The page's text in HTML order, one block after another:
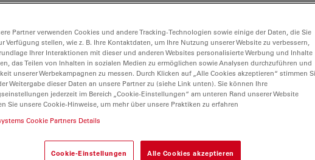
Expertenergebnisse
Führen Sie
durch als
Ereignisse, die
mühelos
Experimente
und erhalten
Kontrolle der
Lebendzellstudien
VON MICA:
technischen
Partner verwenden Cookies und andere Tracking-Technologien sowie einige der Daten, die Sie
Verfügung stellen, wie z. B. Ihre Kontaktdaten, um Ihre Nutzung unserer Website zu verbessern,
Ihrer Interaktionen mit dieser und anderen Websites personalisierte Werbung und Inhalte
das Teilen von Inhalten in sozialen Medien zu ermöglichen sowie Analysen durchzuführen und
unserer Werbekampagnen zu messen. Durch Klicken auf „Alle Cookies akzeptieren“ stimmen
Weitergabe dieser Daten an unsere Partner zu (siehe Link unten). Sie können Ihre
jederzeit im Bereich „Cookie-Einstellungen“ am unteren Rand unserer Website
Sie unsere Cookie-Hinweise, um mehr über unsere Praktiken zu erfahren
Cookie Partners Details
Cookie-Einstellungen Alle Cookies akzeptieren